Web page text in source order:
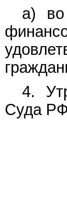
а) во
4.
Суда